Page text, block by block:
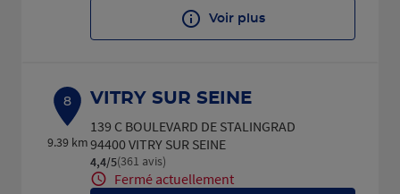
Voir plus
8
9.39 km
VITRY SUR SEINE
139 C BOULEVARD DE STALINGRAD
94400 VITRY SUR SEINE
4,4/5Note de 4.4 sur 5
(361 avis)
Fermé actuellement